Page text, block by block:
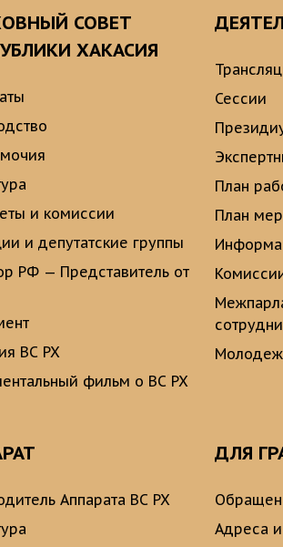
СОВЕТ
ХАКАСИЯ
и комиссии
и депутатские группы
РФ — Представитель от
ВС РХ
фильм о ВС РХ
Сессии
План
План
Аппарата ВС РХ
ДЛЯ
Адреса и